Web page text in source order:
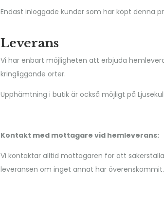
Endast inloggade kunder som har köpt denna
Leverans
Vi har enbart möjligheten att erbjuda
kringliggande orter.
Upphämtning i butik är också möjligt på
Kontakt med mottagare vid hemleverans:
Vi kontaktar alltid mottagaren för att
leveransen om inget annat har överenskommit.